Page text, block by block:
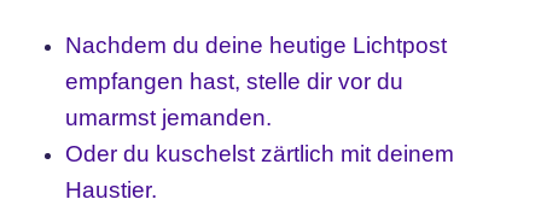
Nachdem du deine heutige Lichtpost
empfangen hast, stelle dir vor du
umarmst jemanden.
Oder du kuschelst zärtlich mit deinem
Haustier.